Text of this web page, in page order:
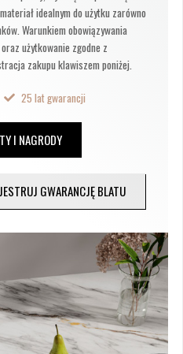
idealnym do użytku zarówno
Warunkiem obowiązywania
użytkowanie zgodne z
zakupu klawiszem poniżej.
25 lat gwarancji
I NAGRODY
GWARANCJĘ BLATU